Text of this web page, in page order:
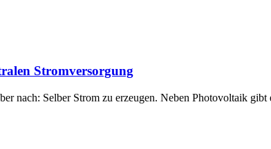
Stromversorgung
nach: Selber Strom zu erzeugen. Neben Photovoltaik